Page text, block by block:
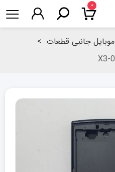
۰
موبایل جانبی قطعات >